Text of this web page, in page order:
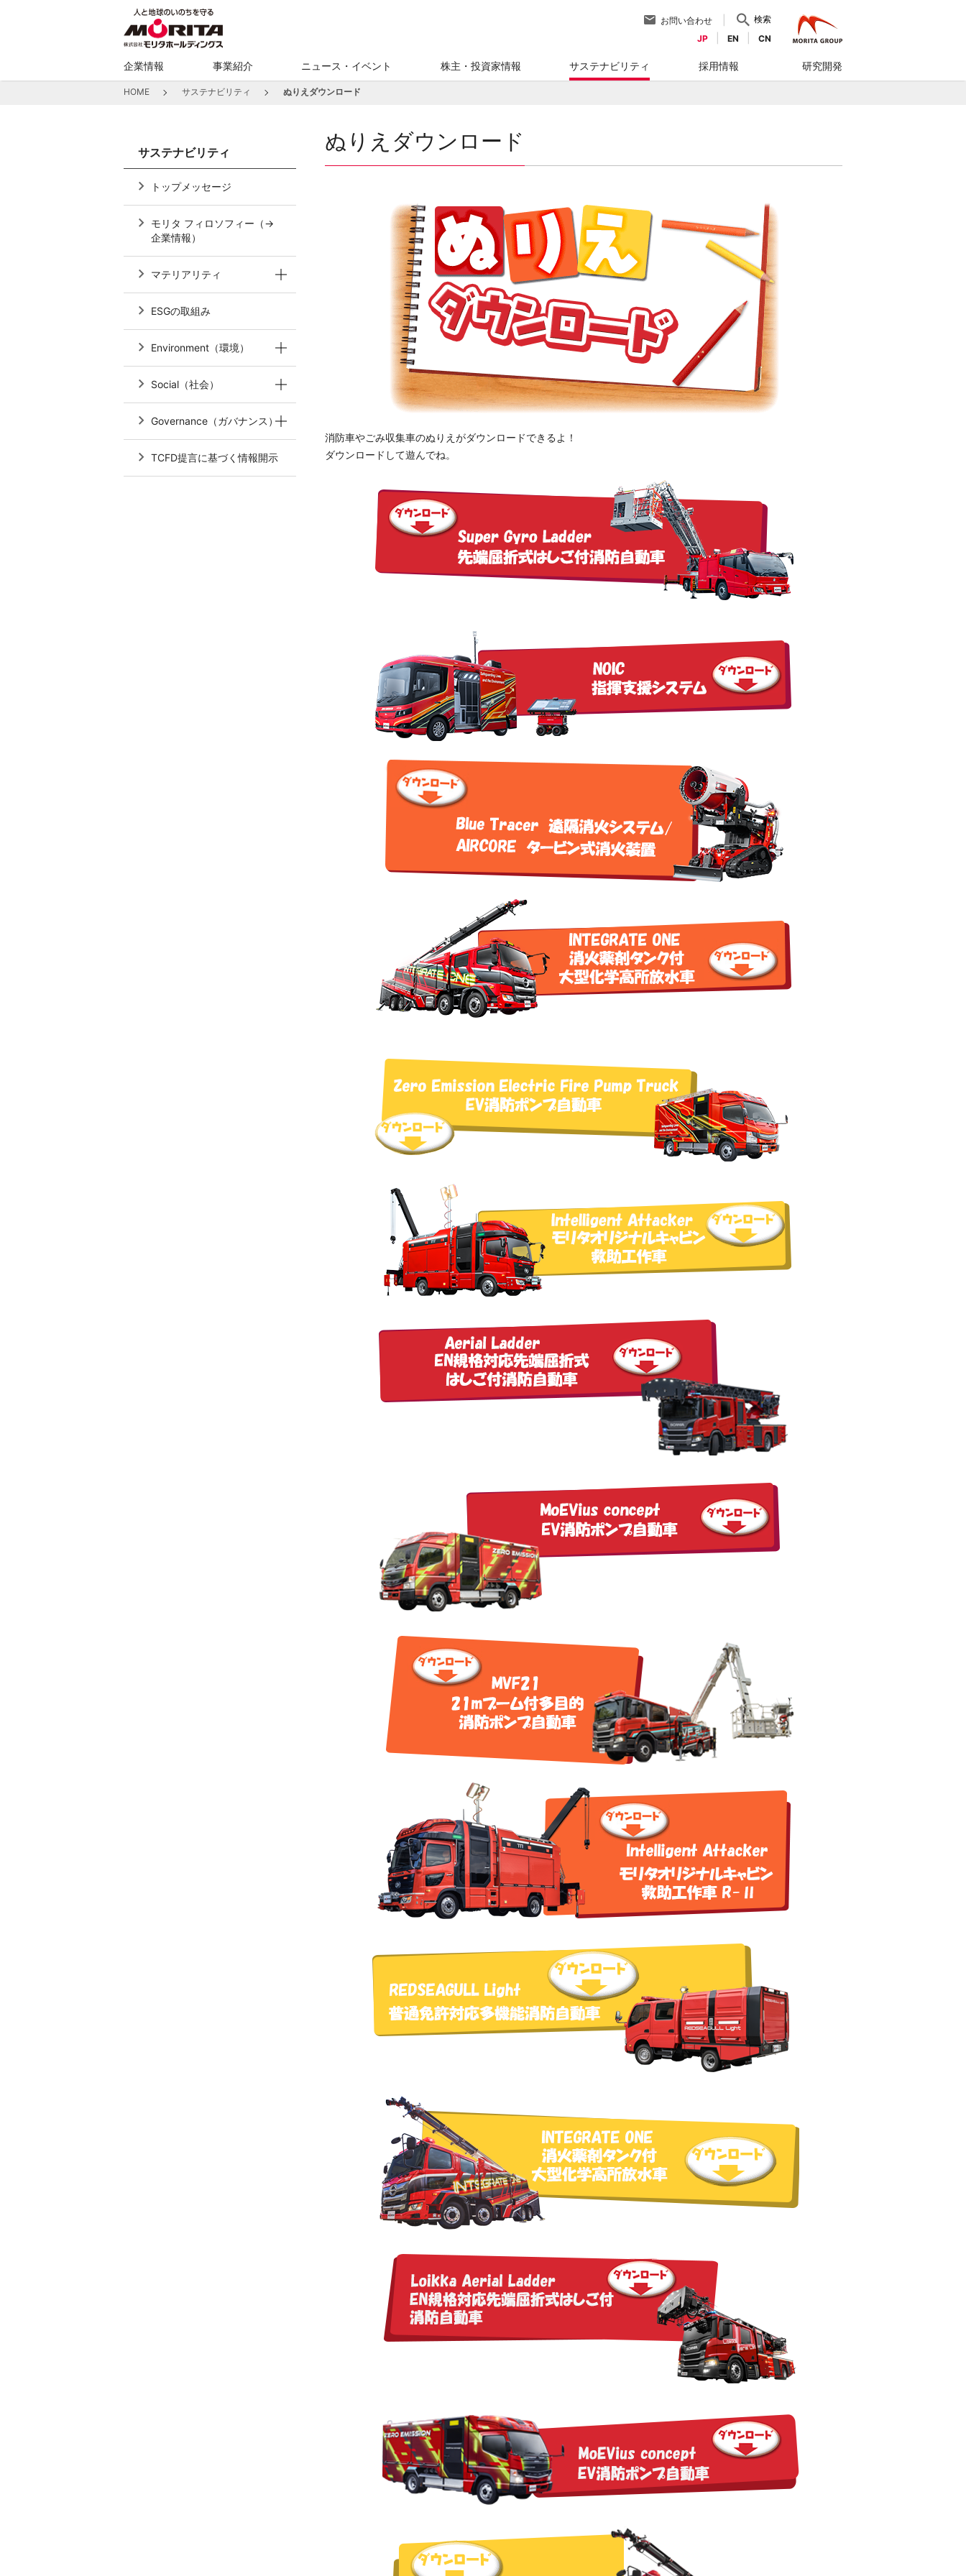
お問い合わせ
検索
JP
EN CN
企業情報 事業紹介 ニュース・イベント 株主・投資家情報 サステナビリティ 採用情報 研究開発
HOME サステナビリティ ぬりえダウンロード
ぬりえダウンロード
消防車やごみ収集車のぬりえがダウンロードできるよ！
ダウンロードして遊んでね。
サステナビリティ
トップメッセージ
モリタ フィロソフィー（→
企業情報）
マテリアリティ
ESGの取組み
Environment（環境）
Social（社会）
Governance（ガバナンス）
TCFD提言に基づく情報開示